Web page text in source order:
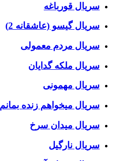
سریال قورباغه
سریال گیسو (عاشقانه 2)
سریال مردم معمولی
سریال ملکه گدایان
سریال مهمونی
سریال میخواهم زنده بمانم
سریال میدان سرخ
سریال نارگیل